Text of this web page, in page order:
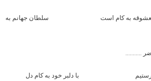
و معشوقه به کام است سلطان جهانم به
………..
رستیم با دلبر خود به کام دل